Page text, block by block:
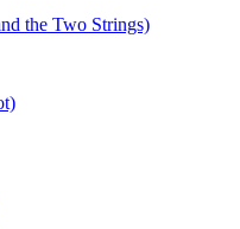
the Two Strings)